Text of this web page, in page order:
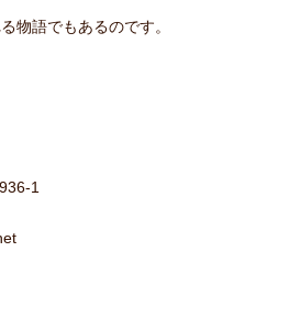
物語でもあるのです。
1